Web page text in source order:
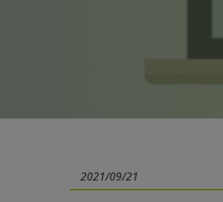
2021/09/21